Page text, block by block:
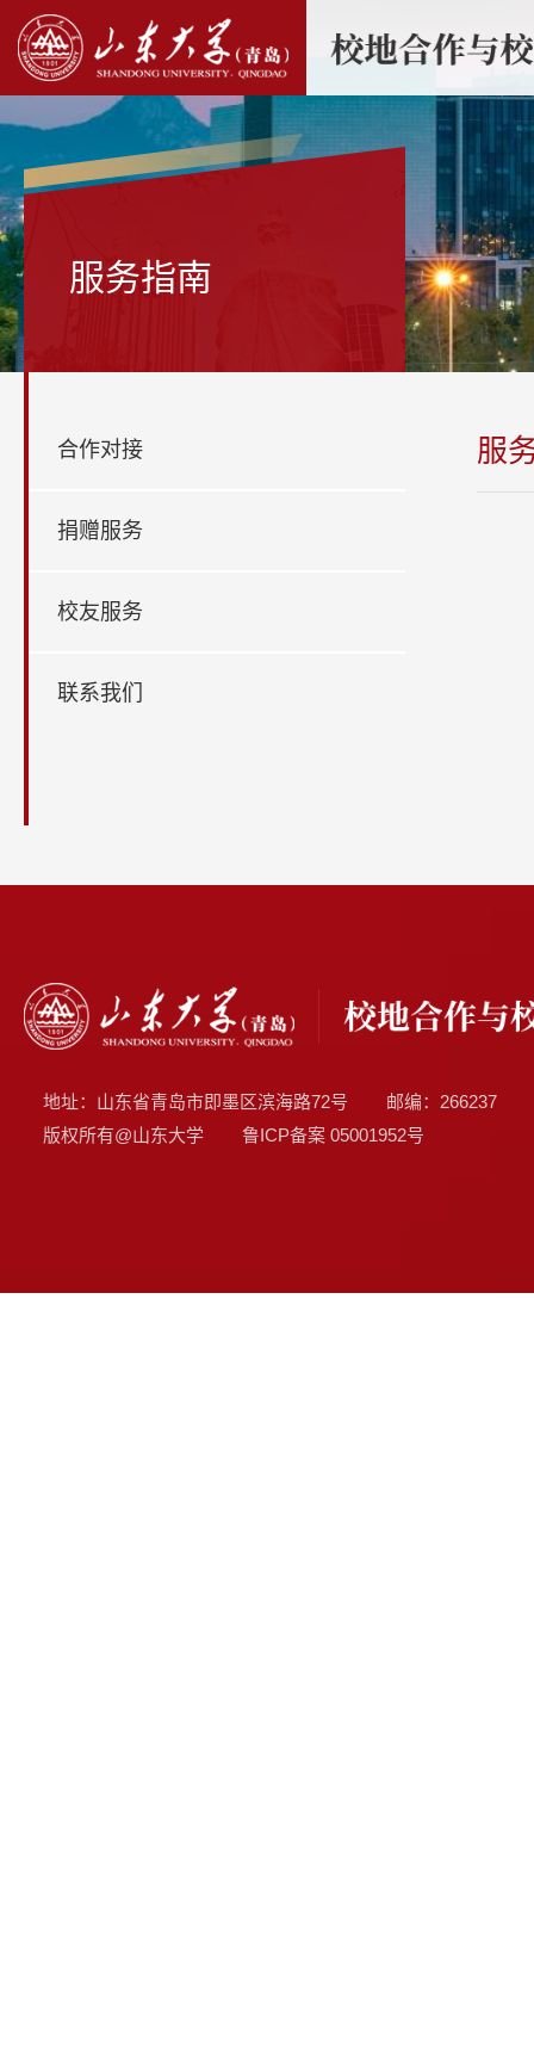
服务指南
合作对接
捐赠服务
校友服务
联系我们
服
地址：山东省青岛市即墨区滨海路72号
邮编：266237
版权所有@山东大学
鲁ICP备案 05001952号